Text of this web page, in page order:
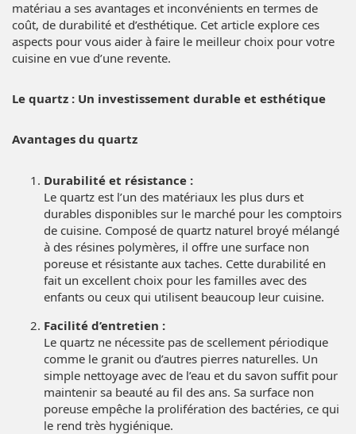
matériau a ses avantages et inconvénients en termes de
coût, de durabilité et d’esthétique. Cet article explore ces
aspects pour vous aider à faire le meilleur choix pour votre
cuisine en vue d’une revente.
Le quartz : Un investissement durable et esthétique
Avantages du quartz
Durabilité et résistance :
Le quartz est l’un des matériaux les plus durs et
durables disponibles sur le marché pour les comptoirs
de cuisine. Composé de quartz naturel broyé mélangé
à des résines polymères, il offre une surface non
poreuse et résistante aux taches. Cette durabilité en
fait un excellent choix pour les familles avec des
enfants ou ceux qui utilisent beaucoup leur cuisine.
Facilité d’entretien :
Le quartz ne nécessite pas de scellement périodique
comme le granit ou d’autres pierres naturelles. Un
simple nettoyage avec de l’eau et du savon suffit pour
maintenir sa beauté au fil des ans. Sa surface non
poreuse empêche la prolifération des bactéries, ce qui
le rend très hygiénique.